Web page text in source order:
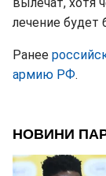
лечение будет
Ранее
армию РФ.